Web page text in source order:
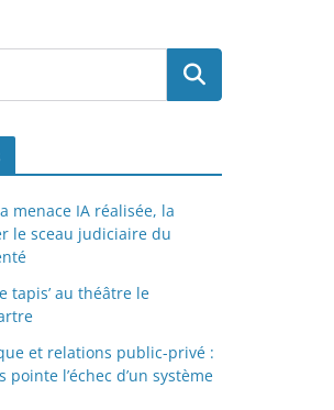
menace IA réalisée, la
le sceau judiciaire du
tapis’ au théâtre le
et relations public-privé :
pointe l’échec d’un système